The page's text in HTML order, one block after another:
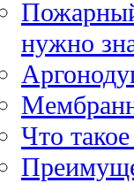
нужно
Что